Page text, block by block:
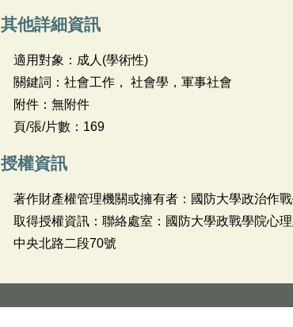
其他詳細資訊
適用對象：成人(學術性)
關鍵詞：社會工作， 社會學，軍事社會
附件：無附件
頁/張/片數：169
授權資訊
著作財產權管理機關或擁有者：國防大學政治作
取得授權資訊：聯絡處室：國防大學政戰學院心
中央北路二段70號